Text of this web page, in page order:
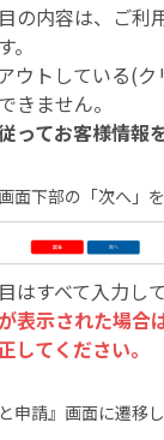
の内容は、ご利
。
ウトしている(
きません。
ってお客様情報
下部の「次へ」を
はすべて入力し
表示された場合
してください。
申請』画面に遷移